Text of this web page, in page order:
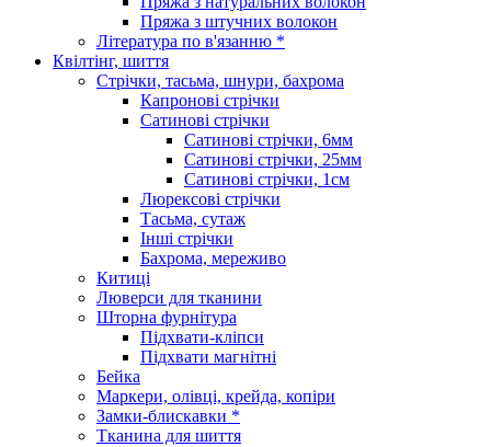
Пряжа з штучних волокон
Література по в'язанню *
Квілтінг, шиття
Стрічки, тасьма, шнури, бахрома
Капронові стрічки
Сатинові стрічки
Сатинові стрічки, 6мм
Сатинові стрічки, 25мм
Сатинові стрічки, 1см
Люрексові стрічки
Тасьма, сутаж
Інші стрічки
Бахрома, мереживо
Китиці
Люверси для тканини
Шторна фурнітура
Підхвати-кліпси
Підхвати магнітні
Бейка
Маркери, олівці, крейда, копіри
Замки-блискавки *
Тканина для шиття